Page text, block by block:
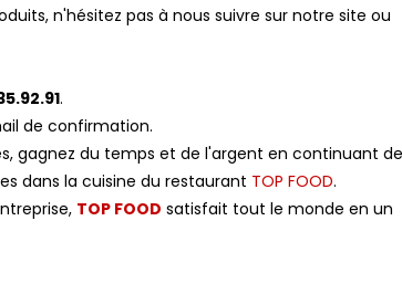
n'hésitez pas à nous suivre sur notre site ou
.
de confirmation.
gagnez du temps et de l'argent en continuant de
dans la cuisine du restaurant TOP FOOD.
TOP FOOD satisfait tout le monde en un